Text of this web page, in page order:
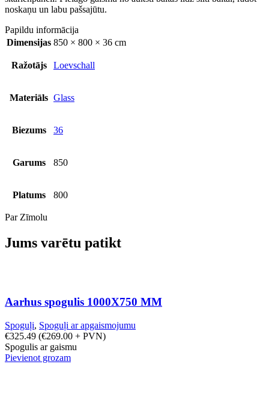
noskaņu un labu pašsajūtu.
Papildu informācija
Dimensijas 850 × 800 × 36 cm
Ražotājs Loevschall
Materiāls Glass
Biezums 36
Garums 850
Platums 800
Par Zīmolu
Jums varētu patikt
Aarhus spogulis 1000X750 MM
Spoguļi, Spoguļi ar apgaismojumu
€325.49 (€269.00 + PVN)
Spogulis ar gaismu
Pievienot grozam